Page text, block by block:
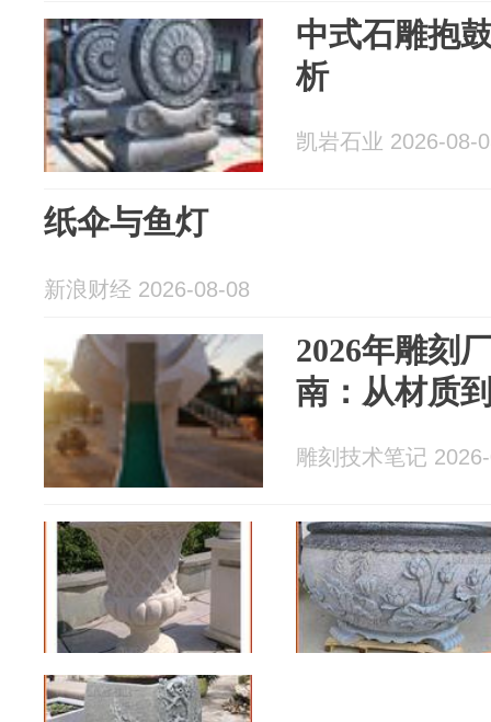
中式石雕抱
析
凯岩石业 2026-08-
纸伞与鱼灯
新浪财经 2026-08-08
2026年雕刻
南：从材质
雕刻技术笔记